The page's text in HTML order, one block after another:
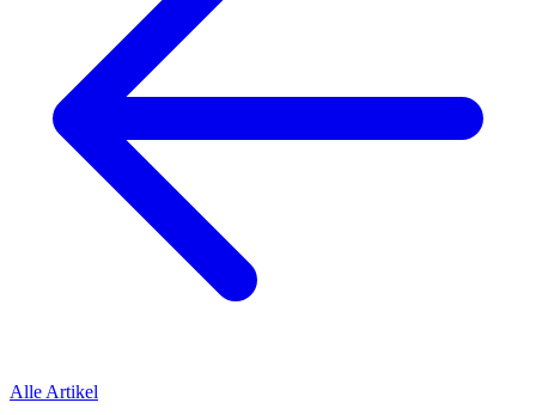
Alle Artikel